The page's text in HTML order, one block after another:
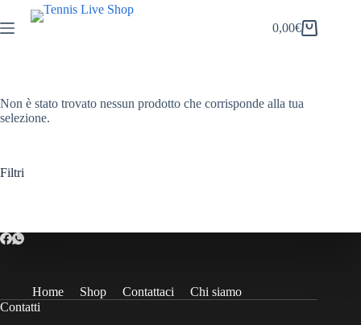
al
contenuto
Carrello
0,00€
Non è stato trovato nessun prodotto che corrisponde alla tua
selezione.
Filtri
Home Shop Contattaci
Chi siamo
Contatti